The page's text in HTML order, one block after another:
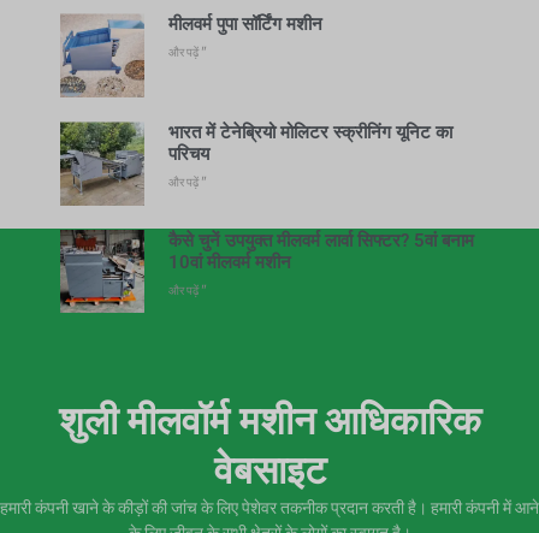
मीलवर्म पुपा सॉर्टिंग मशीन
और पढ़ें "
भारत में टेनेब्रियो मोलिटर स्क्रीनिंग यूनिट का
परिचय
और पढ़ें "
कैसे चुनें उपयुक्त मीलवर्म लार्वा सिफ्टर? 5वां बनाम
10वां मीलवर्म मशीन
और पढ़ें "
शुली मीलवॉर्म मशीन आधिकारिक
वेबसाइट
हमारी कंपनी खाने के कीड़ों की जांच के लिए पेशेवर तकनीक प्रदान करती है। हमारी कंपनी में आने